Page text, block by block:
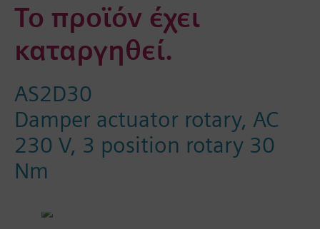
Το προϊόν έχει
καταργηθεί.
AS2D30
Damper actuator rotary, AC
230 V, 3 position rotary 30
Nm